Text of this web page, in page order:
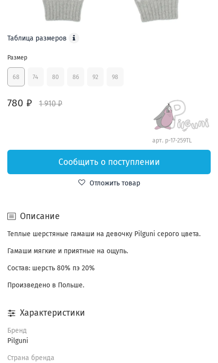
780 ₽ 1 910 ₽
арт. p-17-259TL
Таблица размеров
Размер
68 74 80 86 92 98
Сообщить о поступлении
Отложить товар
Описание
Теплые шерстяные гамаши на девочку Pilguni серого цвета.
Гамаши мягкие и приятные на ощупь.
Состав: шерсть 80% пэ 20%
Произведено в Польше.
Характеристики
Бренд
Pilguni
Страна бренда